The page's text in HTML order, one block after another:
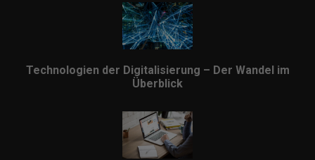
Technologien der Digitalisierung – Der Wandel im
Überblick